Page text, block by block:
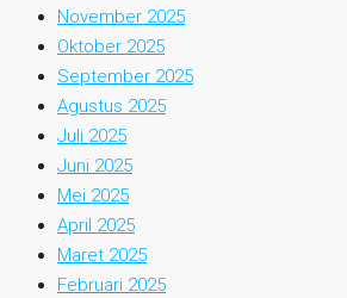
November 2025
Oktober 2025
September 2025
Agustus 2025
Juli 2025
Juni 2025
Mei 2025
April 2025
Maret 2025
Februari 2025